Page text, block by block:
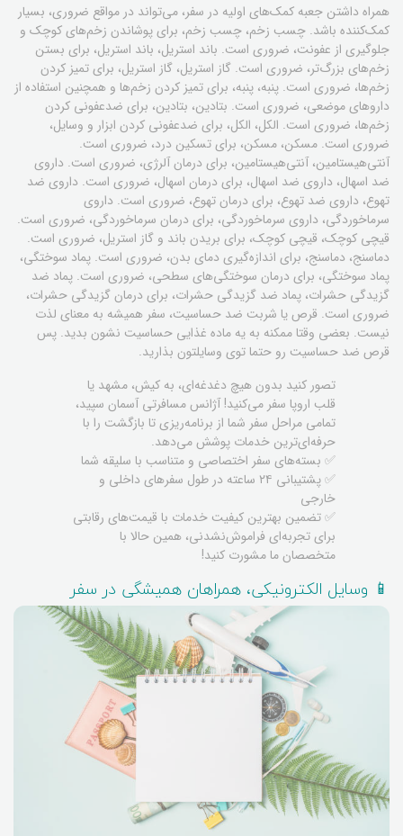
همراه داشتن جعبه کمک‌های اولیه در سفر، می‌تواند در مواقع ضروری، بسیار
کمک‌کننده باشد. چسب زخم، چسب زخم، برای پوشاندن زخم‌های کوچک و
جلوگیری از عفونت، ضروری است. باند استریل، باند استریل، برای بستن
زخم‌های بزرگ‌تر، ضروری است. گاز استریل، گاز استریل، برای تمیز کردن
زخم‌ها، ضروری است. پنبه، پنبه، برای تمیز کردن زخم‌ها و همچنین استفاده از
داروهای موضعی، ضروری است. بتادین، بتادین، برای ضدعفونی کردن
زخم‌ها، ضروری است. الکل، الکل، برای ضدعفونی کردن ابزار و وسایل،
ضروری است. مسکن، مسکن، برای تسکین درد، ضروری است.
آنتی‌هیستامین، آنتی‌هیستامین، برای درمان آلرژی، ضروری است. داروی
ضد اسهال، داروی ضد اسهال، برای درمان اسهال، ضروری است. داروی ضد
تهوع، داروی ضد تهوع، برای درمان تهوع، ضروری است. داروی
سرماخوردگی، داروی سرماخوردگی، برای درمان سرماخوردگی، ضروری است.
قیچی کوچک، قیچی کوچک، برای بریدن باند و گاز استریل، ضروری است.
دماسنج، دماسنج، برای اندازه‌گیری دمای بدن، ضروری است. پماد سوختگی،
پماد سوختگی، برای درمان سوختگی‌های سطحی، ضروری است. پماد ضد
گزیدگی حشرات، پماد ضد گزیدگی حشرات، برای درمان گزیدگی حشرات،
ضروری است. قرص یا شربت ضد حساسیت، سفر همیشه به معنای لذت
نیست. بعضی وقتا ممکنه به یه ماده غذایی حساسیت نشون بدید. پس
قرص ضد حساسیت رو حتما توی وسایلتون بذارید.
تصور کنید بدون هیچ دغدغه‌ای، به کیش، مشهد یا
قلب اروپا سفر می‌کنید! آژانس مسافرتی آسمان سپید،
تمامی مراحل سفر شما از برنامه‌ریزی تا بازگشت را با
حرفه‌ای‌ترین خدمات پوشش می‌دهد.
✅ بسته‌های سفر اختصاصی و متناسب با سلیقه شما
✅ پشتیبانی ۲۴ ساعته در طول سفرهای داخلی و
خارجی
✅ تضمین بهترین کیفیت خدمات با قیمت‌های رقابتی
برای تجربه‌ای فراموش‌نشدنی، همین حالا با
متخصصان ما مشورت کنید!
📱 وسایل الکترونیکی، همراهان همیشگی در سفر